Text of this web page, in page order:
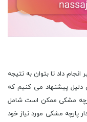
انجام داد تا بتوان به نتیجه
دلیل پیشنهاد می کنیم که
مشکی ممکن است شامل
پارچه مشکی مورد نیاز خود